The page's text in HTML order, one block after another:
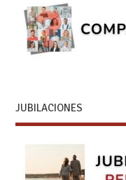
JUBILACIONES